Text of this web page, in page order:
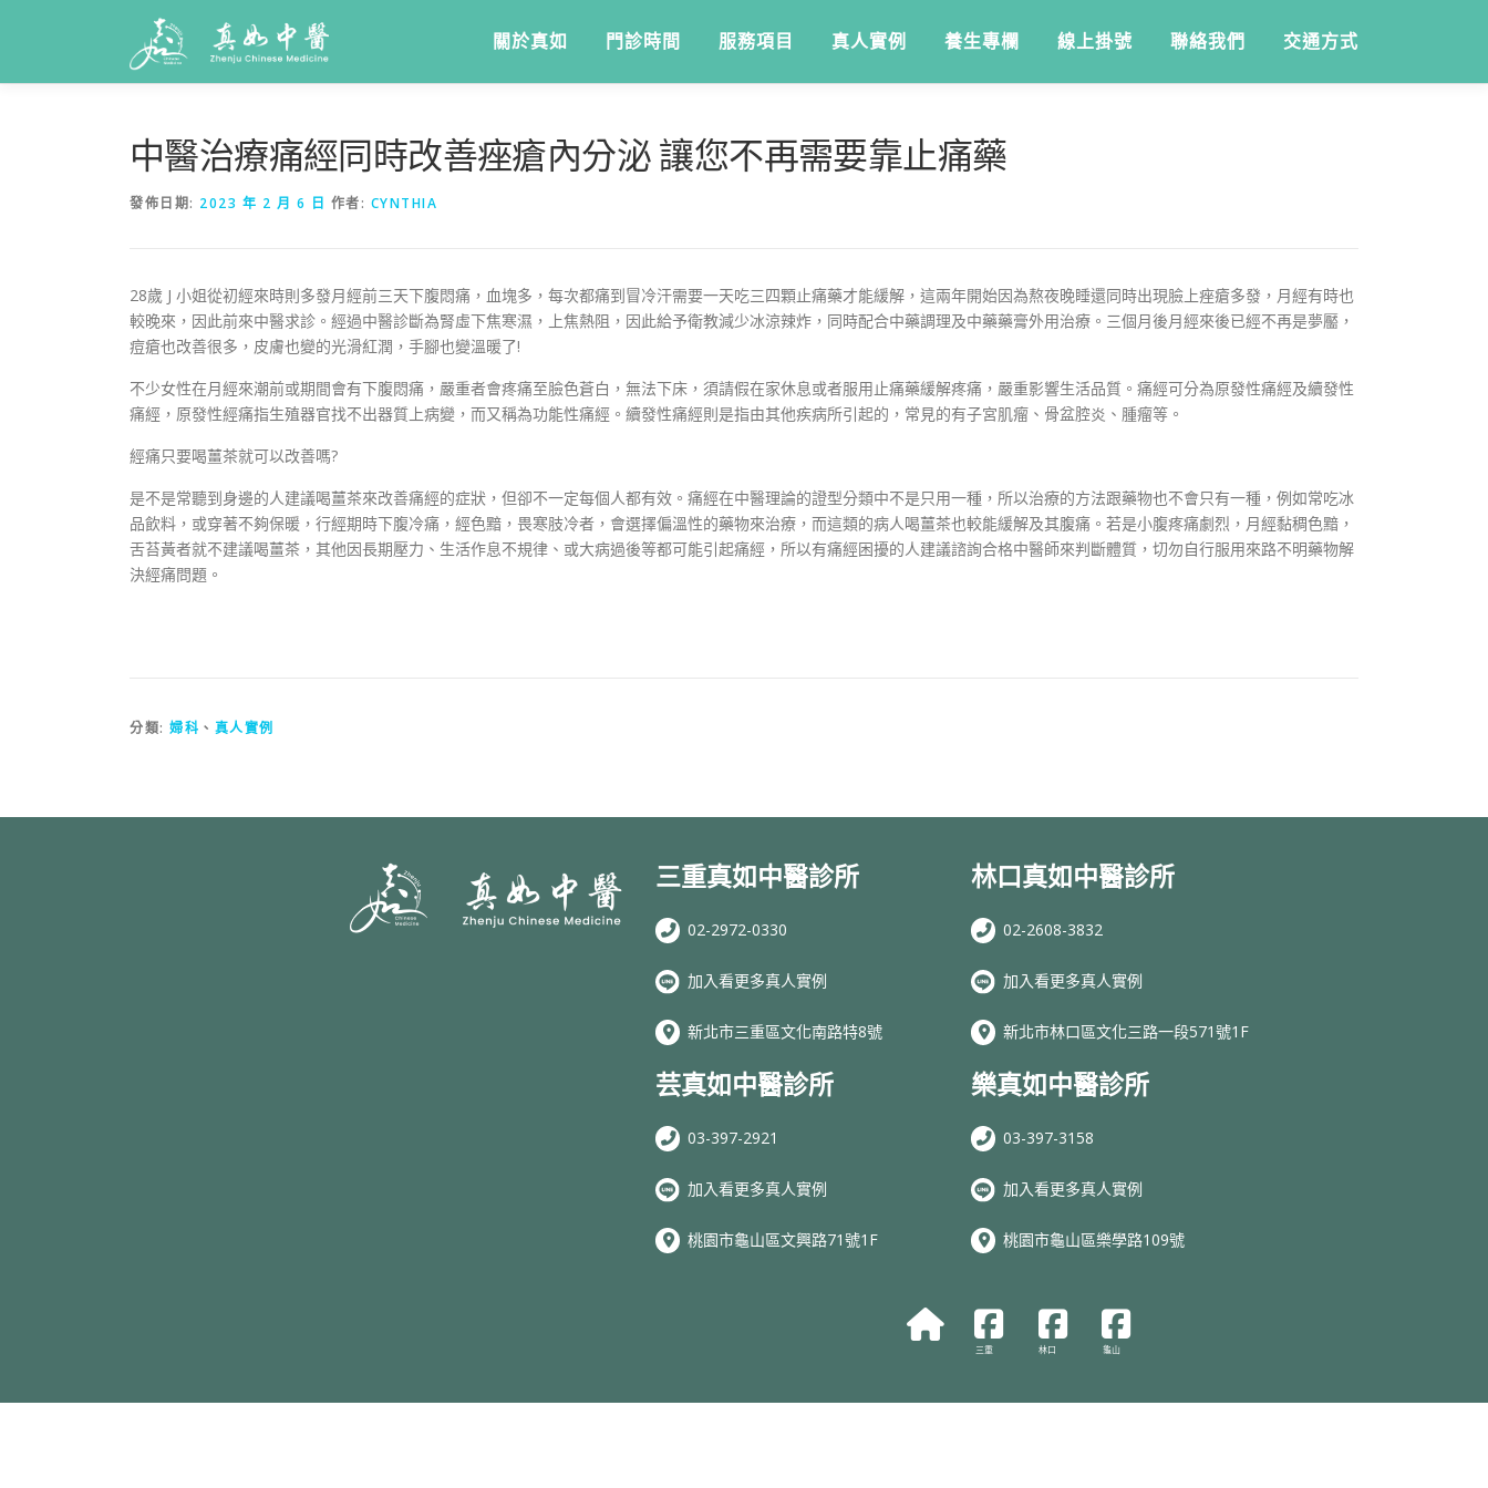
關於真如 門診時間 服務項目 真人實例 養生專欄 線上掛號 聯絡我們 交通方式
中醫治療痛經同時改善痤瘡內分泌 讓您不再需要靠止痛藥
發佈日期: 2023 年 2 月 6 日 作者: CYNTHIA
28歲 J 小姐從初經來時則多發月經前三天下腹悶痛，血塊多，每次都痛到冒冷汗需要一天吃三四顆止痛藥才能緩解，這兩年開始因為熬夜晚睡還同時出現臉上痤瘡多發，月經有時也
較晚來，因此前來中醫求診。經過中醫診斷為腎虛下焦寒濕，上焦熱阻，因此給予衛教減少冰涼辣炸，同時配合中藥調理及中藥藥膏外用治療。三個月後月經來後已經不再是夢靨，
痘瘡也改善很多，皮膚也變的光滑紅潤，手腳也變溫暖了!
不少女性在月經來潮前或期間會有下腹悶痛，嚴重者會疼痛至臉色蒼白，無法下床，須請假在家休息或者服用止痛藥緩解疼痛，嚴重影響生活品質。痛經可分為原發性痛經及續發性
痛經，原發性經痛指生殖器官找不出器質上病變，而又稱為功能性痛經。續發性痛經則是指由其他疾病所引起的，常見的有子宮肌瘤、骨盆腔炎、腫瘤等。
經痛只要喝薑茶就可以改善嗎?
是不是常聽到身邊的人建議喝薑茶來改善痛經的症狀，但卻不一定每個人都有效。痛經在中醫理論的證型分類中不是只用一種，所以治療的方法跟藥物也不會只有一種，例如常吃冰
品飲料，或穿著不夠保暖，行經期時下腹冷痛，經色黯，畏寒肢冷者，會選擇偏溫性的藥物來治療，而這類的病人喝薑茶也較能緩解及其腹痛。若是小腹疼痛劇烈，月經黏稠色黯，
舌苔黃者就不建議喝薑茶，其他因長期壓力、生活作息不規律、或大病過後等都可能引起痛經，所以有痛經困擾的人建議諮詢合格中醫師來判斷體質，切勿自行服用來路不明藥物解
決經痛問題。
分類: 婦科 、 真人實例
三重真如中醫診所
02-2972-0330
加入看更多真人實例
新北市三重區文化南路特8號
芸真如中醫診所
03-397-2921
加入看更多真人實例
桃園市龜山區文興路71號1F
林口真如中醫診所
02-2608-3832
加入看更多真人實例
新北市林口區文化三路一段571號1F
樂真如中醫診所
03-397-3158
加入看更多真人實例
桃園市龜山區樂學路109號